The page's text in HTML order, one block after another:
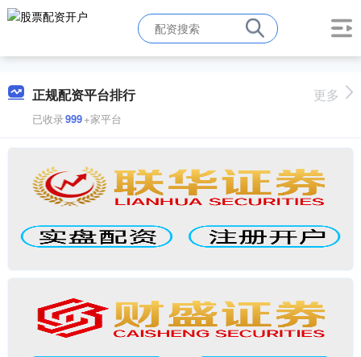
正规配资平台排行
已收录999+家平台
更多